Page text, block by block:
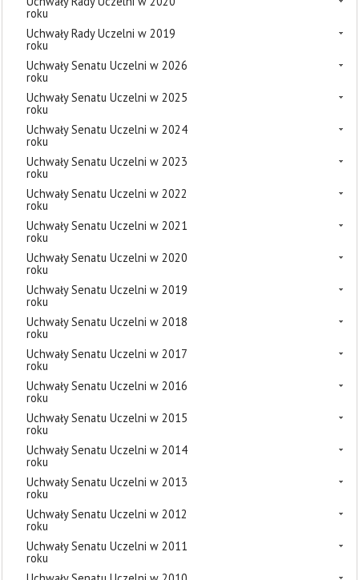
roku
Uchwały Rady Uczelni w 2019
roku
Uchwały Senatu Uczelni w 2026
roku
Uchwały Senatu Uczelni w 2025
roku
Uchwały Senatu Uczelni w 2024
roku
Uchwały Senatu Uczelni w 2023
roku
Uchwały Senatu Uczelni w 2022
roku
Uchwały Senatu Uczelni w 2021
roku
Uchwały Senatu Uczelni w 2020
roku
Uchwały Senatu Uczelni w 2019
roku
Uchwały Senatu Uczelni w 2018
roku
Uchwały Senatu Uczelni w 2017
roku
Uchwały Senatu Uczelni w 2016
roku
Uchwały Senatu Uczelni w 2015
roku
Uchwały Senatu Uczelni w 2014
roku
Uchwały Senatu Uczelni w 2013
roku
Uchwały Senatu Uczelni w 2012
roku
Uchwały Senatu Uczelni w 2011
roku